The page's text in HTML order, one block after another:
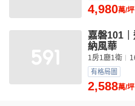
4,980萬/坪
嘉磐101
納風華
1房1廳1衛
有格局圖
2,588萬/坪